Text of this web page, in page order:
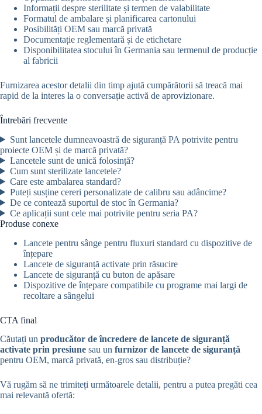
Informații despre sterilitate și termen de valabilitate
Formatul de ambalare și planificarea cartonului
Posibilități OEM sau marcă privată
Documentație reglementară și de etichetare
Disponibilitatea stocului în Germania sau termenul de producție
al fabricii
Furnizarea acestor detalii din timp ajută cumpărătorii să treacă mai
rapid de la interes la o conversație activă de aprovizionare.
Întrebări frecvente
Sunt lancetele dumneavoastră de siguranță PA potrivite pentru
proiecte OEM și de marcă privată?
Lancetele sunt de unică folosință?
Cum sunt sterilizate lancetele?
Care este ambalarea standard?
Puteți susține cereri personalizate de calibru sau adâncime?
De ce contează suportul de stoc în Germania?
Ce aplicații sunt cele mai potrivite pentru seria PA?
Produse conexe
Lancete pentru sânge pentru fluxuri standard cu dispozitive de
înțepare
Lancete de siguranță activate prin răsucire
Lancete de siguranță cu buton de apăsare
Dispozitive de înțepare compatibile cu programe mai largi de
recoltare a sângelui
CTA final
Căutați un producător de încredere de lancete de siguranță
activate prin presiune sau un furnizor de lancete de siguranță
pentru OEM, marcă privată, en-gros sau distribuție?
Vă rugăm să ne trimiteți următoarele detalii, pentru a putea pregăti cea
mai relevantă ofertă: